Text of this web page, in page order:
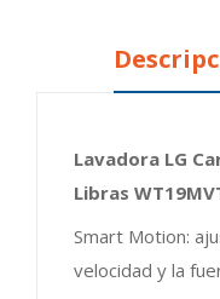
Lavadora LG
Libras
Smart Motion:
velocidad y la